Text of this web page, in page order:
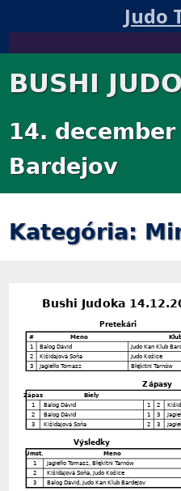
Judo
BUSHI
14.
Bardejov
Kategória: